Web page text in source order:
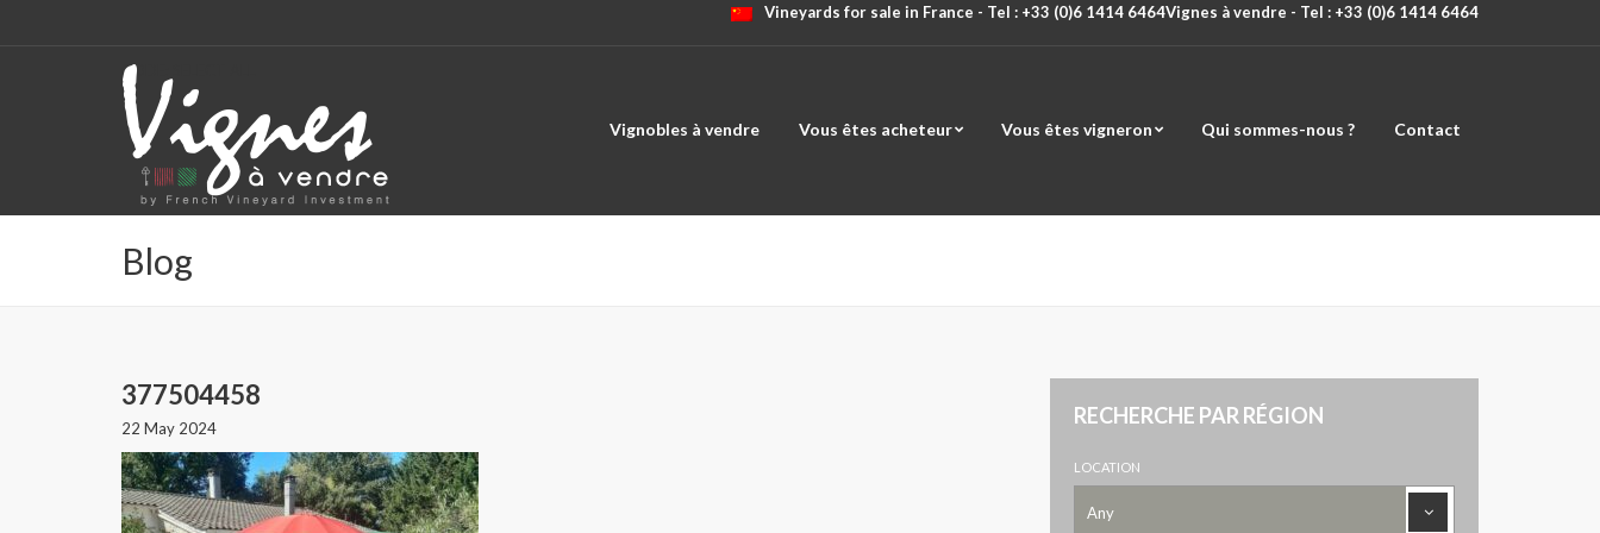
Vineyards for sale in France - Tel : +33 (0)6 1414 6464Vignes à vendre - Tel : +33 (0)6 1414 6464
CODE: SELECT ALL
Vignobles à vendre Vous êtes acheteur Vous êtes vigneron Qui sommes-nous ? Contact
Blog
377504458
22 May 2024 RECHERCHE PAR RÉGION
LOCATION